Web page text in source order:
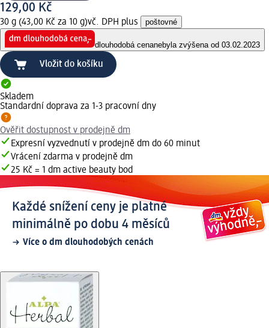
129,00 Kč
30 g (43,00 Kč za 10 g)vč. DPH plus poštovné
dlouhodobá cenanebyla zvýšena od 03.02.2023
Vložit do košíku
Skladem
Standardní doprava za 1-3 pracovní dny
Ověřit dostupnost v prodejně dm
Expresní vyzvednutí v prodejně dm do 60 minut
Vrácení zdarma v prodejně dm
25 Kč = 1 dm active beauty bod
Každé snížení ceny je platné
minimálně po dobu 4 měsíců
Více o dm dlouhodobých cenách